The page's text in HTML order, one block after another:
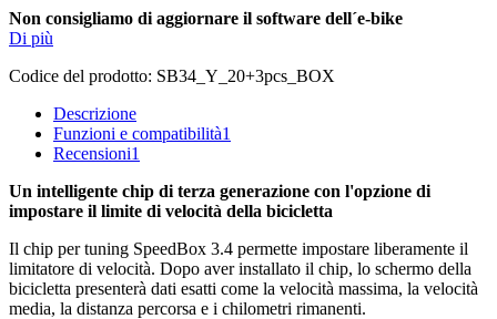
Non consigliamo di aggiornare il software dell´e-bike
Di più
Codice del prodotto: SB34_Y_20+3pcs_BOX
Descrizione
Funzioni e compatibilità1
Recensioni1
Un intelligente chip di terza generazione con l'opzione di
impostare il limite di velocità della bicicletta
Il chip per tuning SpeedBox 3.4 permette impostare liberamente il
limitatore di velocità. Dopo aver installato il chip, lo schermo della
bicicletta presenterà dati esatti come la velocità massima, la velocità
media, la distanza percorsa e i chilometri rimanenti.